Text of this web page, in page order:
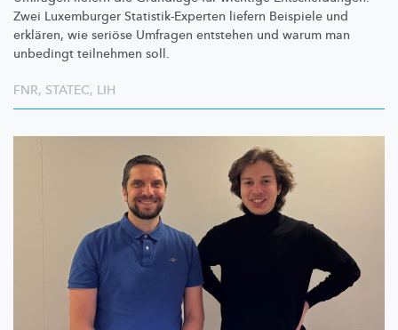
Zwei Luxemburger Statistik-Experten liefern Beispiele und
erklären, wie seriöse Umfragen entstehen und warum man
unbedingt teilnehmen soll.
FNR, STATEC, LIH